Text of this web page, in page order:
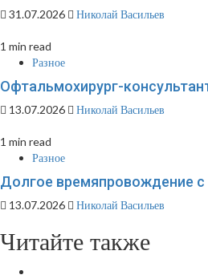
31.07.2026 Николай Васильев
1 min read
Разное
Офтальмохирург-
13.07.2026 Николай Васильев
1 min read
Разное
Долгое времяпровождение с
13.07.2026 Николай Васильев
Читайте также